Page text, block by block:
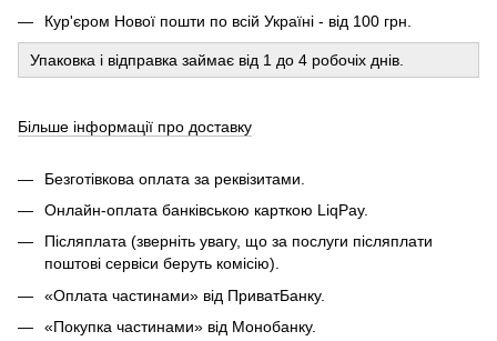
Кур'єром Нової пошти по всій Україні - від 100 грн.
Упаковка і відправка займає від 1 до 4 робочіх днів.
Більше інформації про доставку
Безготівкова оплата за реквізитами.
Онлайн-оплата банківською карткою LiqPay.
Післяплата (зверніть увагу, що за послуги післяплати
поштові сервіси беруть комісію).
«Оплата частинами» від ПриватБанку.
«Покупка частинами» від Монобанку.